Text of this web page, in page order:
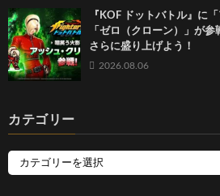
『KOF ドットバトル』に
「ゼロ（クローン）」が
さらに盛り上げよう！
2026.08.06
カテゴリー